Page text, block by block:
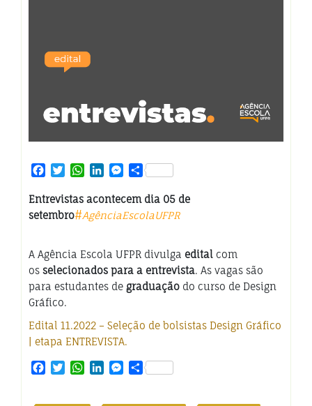
Facebook
TwitterWhatsApp
LinkedInMessenger
Share
Entrevistas acontecem dia 05 de
setembro#AgênciaEscolaUFPR
A Agência Escola UFPR divulga edital com
os selecionados para a entrevista. As vagas são
para estudantes de graduação do curso de Design
Gráfico.
Edital 11.2022 – Seleção de bolsistas Design Gráfico
| etapa ENTREVISTA.
Facebook
TwitterWhatsApp
LinkedInMessenger
Share